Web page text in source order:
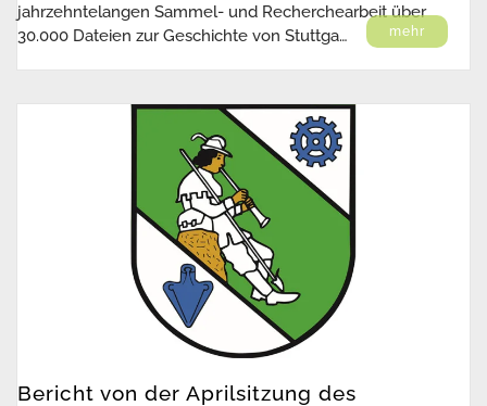
jahrzehntelangen Sammel- und Recherchearbeit über
30.000 Dateien zur Geschichte von Stuttga…
mehr
Bericht von der Aprilsitzung des